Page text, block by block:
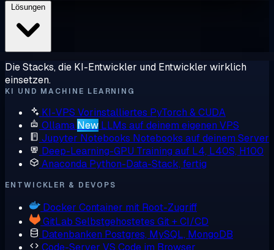
Die Stacks, die KI-Entwickler und Entwickler wirklich
einsetzen.
KI UND MACHINE LEARNING
KI-VPS Vorinstalliertes PyTorch & CUDA
Ollama New LLMs auf deinem eigenen VPS
Jupyter Notebooks Notebooks auf deinem Server
Deep-Learning-GPU Training auf L4, L40S, H100
Anaconda Python-Data-Stack, fertig
ENTWICKLER & DEVOPS
Docker Container mit Root-Zugriff
GitLab Selbstgehostetes Git + CI/CD
Datenbanken Postgres, MySQL, MongoDB
Code-Server VS Code im Browser